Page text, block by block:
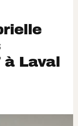
à Laval